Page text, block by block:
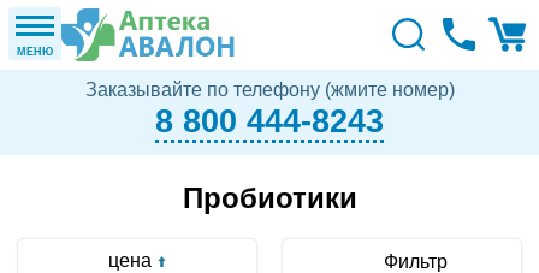
МЕНЮ
Заказывайте по телефону (жмите номер)
8 800 444-8243
Пробиотики
цена Фильтр